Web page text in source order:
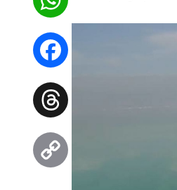
WhatsApp
Facebook
Threads